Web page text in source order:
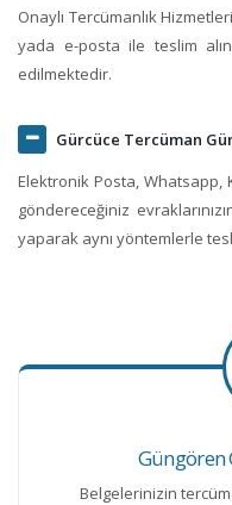
Onaylı Tercümanlık
yada e-posta ile teslim
edilmektedir.
Gürcüce Tercüman
Elektronik Posta, Whatsapp,
göndereceğiniz
yaparak aynı yöntemlerle
Güngören
Belgelerinizin